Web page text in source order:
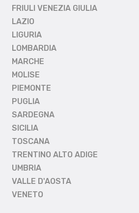
FRIULI VENEZIA GIULIA
LAZIO
LIGURIA
LOMBARDIA
MARCHE
MOLISE
PIEMONTE
PUGLIA
SARDEGNA
SICILIA
TOSCANA
TRENTINO ALTO ADIGE
UMBRIA
VALLE D'AOSTA
VENETO